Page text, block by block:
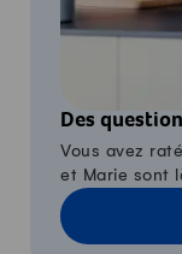
Des
Vous avez
et Marie sont